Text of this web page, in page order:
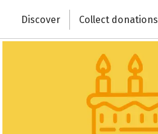
Change the world with your donation
Discover Collect donations